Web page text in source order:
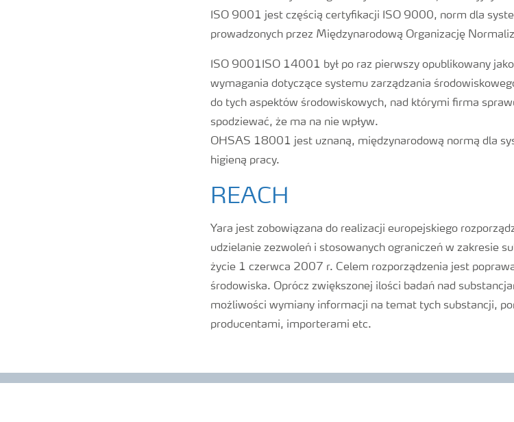
ISO 9001 jest częścią certyfikacji ISO 9000, norm dla
prowadzonych przez Międzynarodową Organizację
ISO 9001ISO 14001 był po raz pierwszy opublikowany
wymagania dotyczące systemu zarządzania
do tych aspektów środowiskowych, nad którymi firma
spodziewać, że ma na nie wpływ.
OHSAS 18001 jest uznaną, międzynarodową normą dla
higieną pracy.
REACH
Yara jest zobowiązana do realizacji europejskiego
udzielanie zezwoleń i stosowanych ograniczeń w zakresie
życie 1 czerwca 2007 r. Celem rozporządzenia jest
środowiska. Oprócz zwiększonej ilości badań nad
możliwości wymiany informacji na temat tych substancji,
producentami, importerami etc.